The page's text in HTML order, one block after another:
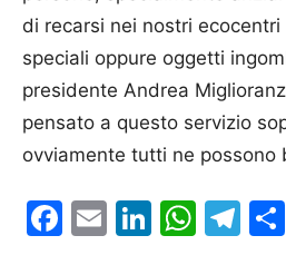
di recarsi nei nostri
speciali oppure oggetti
presidente Andrea
pensato a questo servizio
ovviamente tutti ne possono
Facebook
EmailLinkedIn